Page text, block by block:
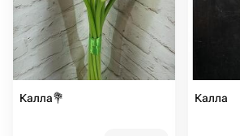
Калла💐 Калла